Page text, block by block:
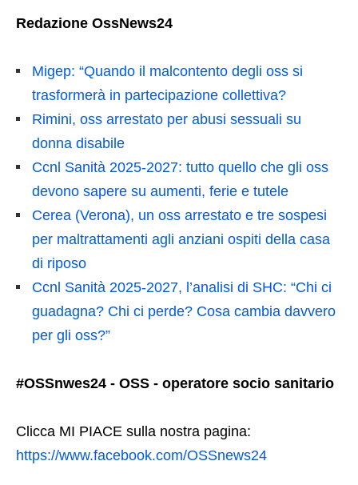
Redazione OssNews24
Migep: “Quando il malcontento degli oss si
trasformerà in partecipazione collettiva?
Rimini, oss arrestato per abusi sessuali su
donna disabile
Ccnl Sanità 2025-2027: tutto quello che gli oss
devono sapere su aumenti, ferie e tutele
Cerea (Verona), un oss arrestato e tre sospesi
per maltrattamenti agli anziani ospiti della casa
di riposo
Ccnl Sanità 2025-2027, l’analisi di SHC: “Chi ci
guadagna? Chi ci perde? Cosa cambia davvero
per gli oss?”
#OSSnwes24 - OSS - operatore socio sanitario
Clicca MI PIACE sulla nostra pagina:
https://www.facebook.com/OSSnews24